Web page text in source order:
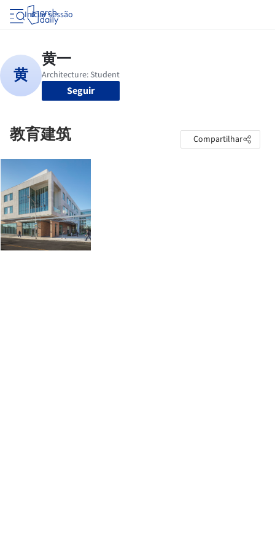
Iniciar sessão
Seguir
教育建筑 Compartilhar